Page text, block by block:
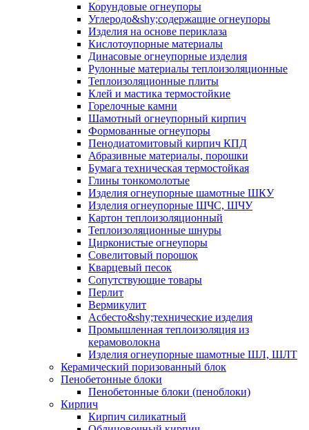
Корундовые огнеупоры
Углеродо&shy;содержащие огнеупоры
Изделия на основе периклаза
Кислотоупорные материалы
Динасовые огнеупорные изделия
Рулонные материалы теплоизоляционные
Тепло­изоляционные плиты
Клей и мастика термостойкие
Горелочные камни
Шамотный огнеупорный кирпич
Формованные огнеупоры
Пенодиатомитовый кирпич КПД
Абразивные материалы, порошки
Бумага техническая термостойкая
Глины тонкомолотые
Изделия огнеупорные шамотные ШКУ
Изделия огнеупорные ШЧС, ШЧУ
Картон теплоизоляционный
Теплоизоляционные шнуры
Цирконистые огнеупоры
Совелитовый порошок
Кварцевый песок
Сопутствующие товары
Перлит
Вермикулит
Асбесто&shy;технические изделия
Промышленная теплоизоляция из
керамоволокна
Изделия огнеупорные шамотные ШЛ, ШЛТ
Керамический поризованный блок
Пенобетонные блоки
Пенобетонные блоки (пеноблоки)
Кирпич
Кирпич силикатный